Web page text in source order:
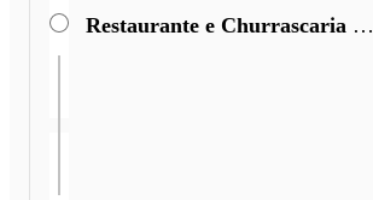
Restaurante e Churrascaria São Cristóvão